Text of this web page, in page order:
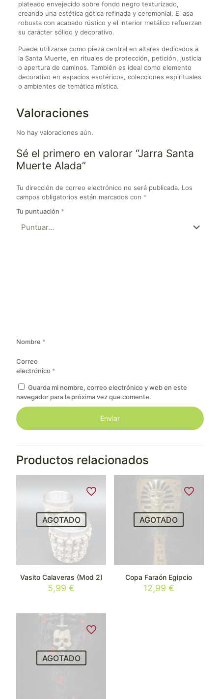
plateado envejecido sobre fondo negro texturizado,
creando una estética gótica refinada y ceremonial. El asa
robusta con acabado rústico y el interior metálico refuerzan
su carácter sólido y decorativo.
Puede utilizarse como pieza central en altares dedicados a
la Santa Muerte, en rituales de protección, petición, justicia
o apertura de caminos. También es ideal como elemento
decorativo en espacios esotéricos, colecciones espirituales
o ambientes de temática mística.
Valoraciones
No hay valoraciones aún.
Sé el primero en valorar “Jarra Santa
Muerte Alada”
Tu dirección de correo electrónico no será publicada. Los
campos obligatorios están marcados con *
Tu puntuación *
Nombre *
Correo
electrónico *
Guarda mi nombre, correo electrónico y web en este
navegador para la próxima vez que comente.
Productos relacionados
AGOTADO
Vasito Calaveras (Mod 2)
5,99€
AGOTADO
Copa Faraón Egipcio
12,99 €
AGOTADO